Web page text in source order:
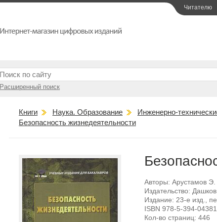
Читателю
Расширенный поиск
Книги Наука. Образование Инженерно-
Безопасность жизнедеятельности
Авторы: Арустамов Э.
Издательство:
Издание: 23-е изд.,
ISBN 978-5-394-
Кол-во страниц: 446